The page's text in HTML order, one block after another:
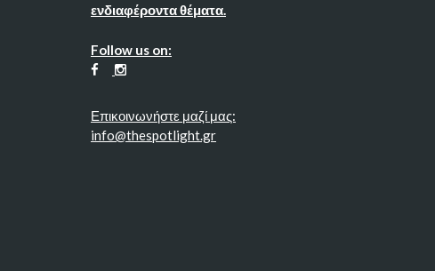
ενδιαφέροντα θέματα.
Follow us on:
Επικοινωνήστε μαζί μας:
info@thespotlight.gr